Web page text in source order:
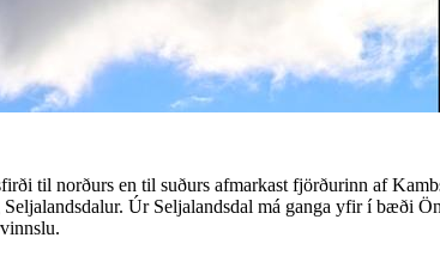
til norðurs en til suðurs afmarkast fjörðurinn af
Úr Seljalandsdal má ganga yfir í bæði